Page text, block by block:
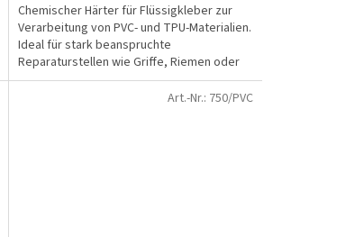
Chemischer Härter für Flüssigkleber zur
Verarbeitung von PVC- und TPU-Materialien.
Ideal für stark beanspruchte
Reparaturstellen wie Griffe, Riemen oder
Rutschen. Erhöht die...
Art.-Nr.: 750/PVC